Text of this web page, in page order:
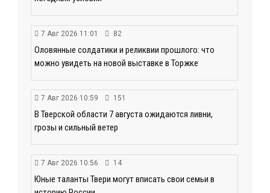
7 Авг 2026 11:01 82
Оловянные солдатики и реликвии прошлого: что
можно увидеть на новой выставке в Торжке
7 Авг 2026 10:59 151
В Тверской области 7 августа ожидаются ливни,
грозы и сильный ветер
7 Авг 2026 10:56 14
Юные таланты Твери могут вписать свои семьи в